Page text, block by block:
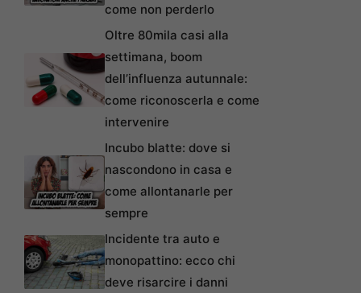
come non perderlo
Oltre 80mila casi alla
settimana, boom
dell’influenza autunnale:
come riconoscerla e come
intervenire
Incubo blatte: dove si
nascondono in casa e
come allontanarle per
sempre
Incidente tra auto e
monopattino: ecco chi
deve risarcire i danni